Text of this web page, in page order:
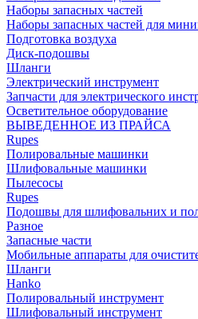
Наборы запасных частей
Наборы запасных частей для
Подготовка воздуха
Диск-подошвы
Шланги
Электрический инструмент
Запчасти для электрического
Осветительное оборудование
ВЫВЕДЕННОЕ ИЗ ПРАЙСА
Rupes
Полировальные машинки
Шлифовальные машинки
Пылесосы
Rupes
Подошвы для шлифовальних и
Разное
Запасные части
Мобильные аппараты для
Шланги
Hanko
Полировальный инструмент
Шлифовальный инструмент